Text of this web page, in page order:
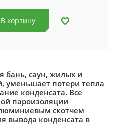
В корзину
бань, саун, жилых и
уменьшает потери тепла
конденсата. Все
пароизоляции
скотчем
вывода конденсата в